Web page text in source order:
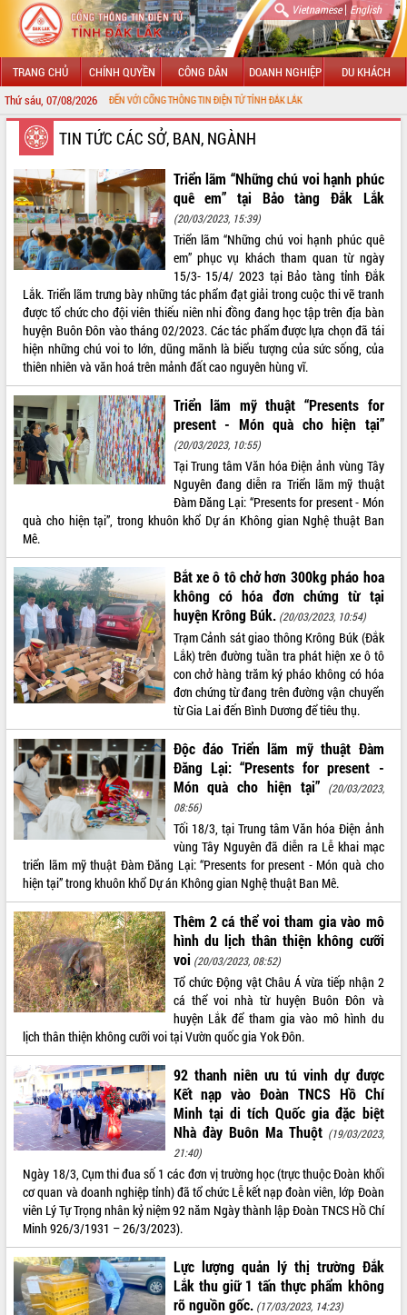
Vietnamese| English
TRANG CHỦ CHÍNH QUYỀN CÔNG DÂN DOANH NGHIỆP DU KHÁCH
Thứ sáu, 07/08/2026
MỪNG ĐẾN VỚI CỔNG THÔNG TIN ĐIỆN TỬ TỈNH ĐẮK LẮK
GIỚI THIỆU
LÃNH ĐẠO UBND TỈNH
TIN TỨC SỰ KIỆN
SỞ, BAN, NGÀNH
THÔNG TIN CHỈ ĐẠO ĐIỀU HÀNH
HỆ THỐNG VĂN BẢN
VĂN BẢN HĐND TỈNH
ĐIỂM TIN VĂN BẢN
QUY HOẠCH - KẾ HOẠCH
VIDEO
Không có file video nào để phát.
ALBUM ẢNH
LIÊN KẾT WEB
THỐNG KÊ TRUY CẬP
Hôm nay: 14158
Tất cả: 66026898
TIN TỨC CÁC SỞ, BAN, NGÀNH
Triển lãm “Những chú voi hạnh phúc
quê em” tại Bảo tàng Đắk Lắk
(20/03/2023, 15:39)
Triển lãm “Những chú voi hạnh phúc quê
em” phục vụ khách tham quan từ ngày
15/3- 15/4/ 2023 tại Bảo tàng tỉnh Đắk
Lắk. Triển lãm trưng bày những tác phẩm đạt giải trong cuộc thi vẽ tranh
được tổ chức cho đội viên thiếu niên nhi đồng đang học tập trên địa bàn
huyện Buôn Đôn vào tháng 02/2023. Các tác phẩm được lựa chọn đã tái
hiện những chú voi to lớn, dũng mãnh là biểu tượng của sức sống, của
thiên nhiên và văn hoá trên mảnh đất cao nguyên hùng vĩ.
Triển lãm mỹ thuật “Presents for
present - Món quà cho hiện tại”
(20/03/2023, 10:55)
Tại Trung tâm Văn hóa Điện ảnh vùng Tây
Nguyên đang diễn ra Triển lãm mỹ thuật
Đàm Đăng Lại: “Presents for present - Món
quà cho hiện tại”, trong khuôn khổ Dự án Không gian Nghệ thuật Ban
Mê.
Bắt xe ô tô chở hơn 300kg pháo hoa
không có hóa đơn chứng từ tại
huyện Krông Búk. (20/03/2023, 10:54)
Trạm Cảnh sát giao thông Krông Búk (Đắk
Lắk) trên đường tuần tra phát hiện xe ô tô
con chở hàng trăm ký pháo không có hóa
đơn chứng từ đang trên đường vận chuyển
từ Gia Lai đến Bình Dương để tiêu thụ.
Độc đáo Triển lãm mỹ thuật Đàm
Đăng Lại: “Presents for present -
Món quà cho hiện tại”
(20/03/2023,
08:56)
Tối 18/3, tại Trung tâm Văn hóa Điện ảnh
vùng Tây Nguyên đã diễn ra Lễ khai mạc
triển lãm mỹ thuật Đàm Đăng Lại: “Presents for present - Món quà cho
hiện tại” trong khuôn khổ Dự án Không gian Nghệ thuật Ban Mê.
Thêm 2 cá thể voi tham gia vào mô
hình du lịch thân thiện không cưỡi
voi (20/03/2023, 08:52)
Tổ chức Động vật Châu Á vừa tiếp nhận 2
cá thể voi nhà từ huyện Buôn Đôn và
huyện Lắk để tham gia vào mô hình du
lịch thân thiện không cưỡi voi tại Vườn quốc gia Yok Đôn.
92 thanh niên ưu tú vinh dự được
Kết nạp vào Đoàn TNCS Hồ Chí
Minh tại di tích Quốc gia đặc biệt
Nhà đày Buôn Ma Thuột (19/03/2023,
21:40)
Ngày 18/3, Cụm thi đua số 1 các đơn vị trường học (trực thuộc Đoàn khối
cơ quan và doanh nghiệp tỉnh) đã tổ chức Lễ kết nạp đoàn viên, lớp Đoàn
viên Lý Tự Trọng nhân kỷ niệm 92 năm Ngày thành lập Đoàn TNCS Hồ Chí
Minh 926/3/1931 – 26/3/2023).
Lực lượng quản lý thị trường Đắk
Lắk thu giữ 1 tấn thực phẩm không
rõ nguồn gốc. (17/03/2023, 14:23)